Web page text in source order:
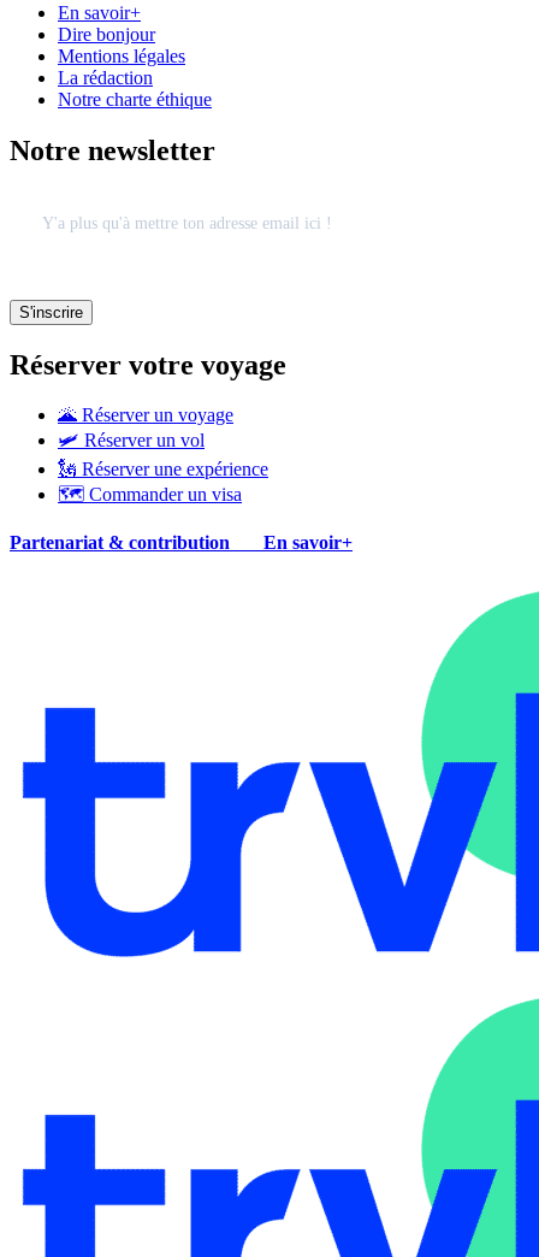
En savoir+
Dire bonjour
Mentions légales
La rédaction
Notre charte éthique
Notre newsletter
Réserver votre voyage
🌋 Réserver un voyage
🛩 Réserver un vol
🗽 Réserver une expérience
🗺 Commander un visa
Partenariat & contribution En savoir+